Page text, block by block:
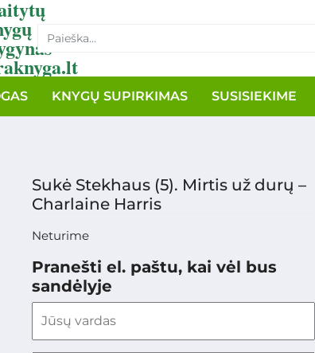
KNYGŲ SUPIRKIMAS SUSISIEKIME
Sukė Stekhaus (5). Mirtis už durų –
Charlaine Harris
Neturime
Pranešti el. paštu, kai vėl bus
sandėlyje